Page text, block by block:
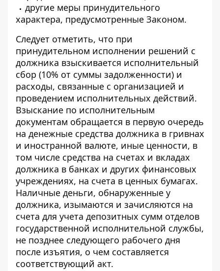
другие меры принудительного
характера, предусмотренные Законом.
Следует отметить, что при
принудительном исполнении решений с
должника взыскивается исполнительный
сбор (10% от суммы задолженности) и
расходы, связанные с организацией и
проведением исполнительных действий.
Взыскание по исполнительным
документам обращается в первую очередь
на денежные средства должника в гривнах
и иностранной валюте, иные ценности, в
том числе средства на счетах и ​​вкладах
должника в банках и других финансовых
учреждениях, на счета в ценных бумагах.
Наличные деньги, обнаруженные у
должника, изымаются и зачисляются на
счета для учета депозитных сумм отделов
государственной исполнительной службы,
не позднее следующего рабочего дня
после изъятия, о чем составляется
соответствующий акт.